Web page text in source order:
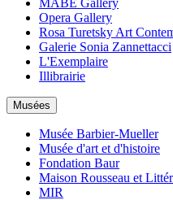
MABE Gallery
Opera Gallery
Rosa Turetsky Art
Galerie Sonia Zannettacci
L'Exemplaire
Illibrairie
Musées
Musée Barbier-Mueller
Musée d'art et d'histoire
Fondation Baur
Maison Rousseau et
MIR